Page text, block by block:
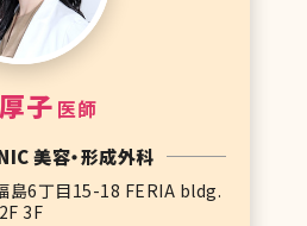
子 医師
美容・形成外科
島6丁目15-18 FERIA bldg.
2F 3F